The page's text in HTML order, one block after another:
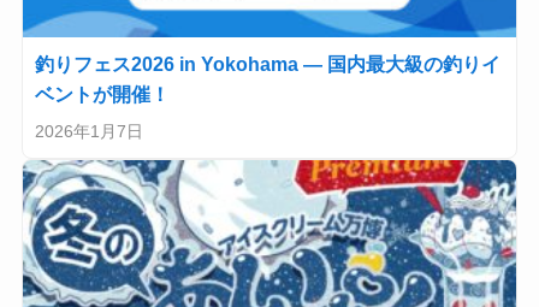
釣りフェス2026 in Yokohama — 国内最大級の釣りイ
ベントが開催！
2026年1月7日